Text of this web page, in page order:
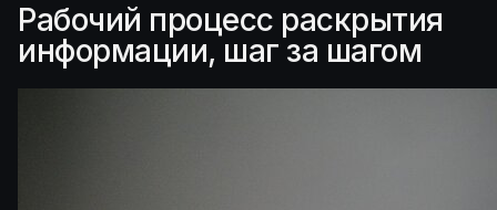
Рабочий процесс раскрытия
информации, шаг за шагом